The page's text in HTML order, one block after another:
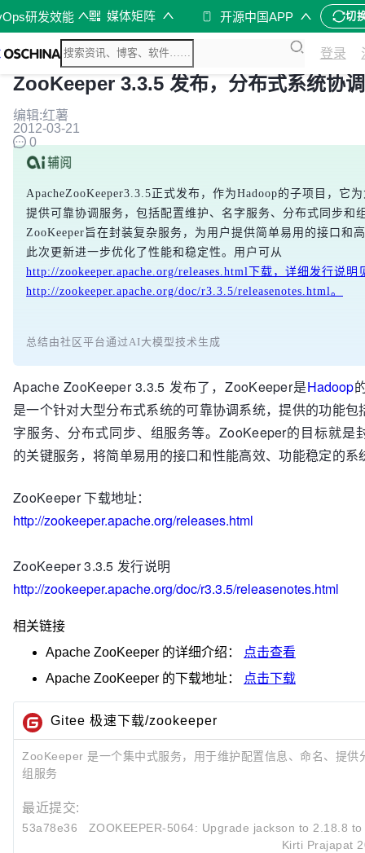
研发效能 媒体矩阵 开源中国APP 切
登录
ZooKeeper 3.3.5 发布，分布式系统协调
编辑:红薯
2012-03-21
0
ApacheZooKeeper3.3.5正式发布，作为Hadoop的子项目，它
提供可靠协调服务，包括配置维护、名字服务、分布式同步和
ZooKeeper旨在封装复杂服务，为用户提供简单易用的接口和
此次更新进一步优化了性能和稳定性。用户可从
http://zookeeper.apache.org/releases.html下载，详细发行说明
http://zookeeper.apache.org/doc/r3.3.5/releasenotes.html。
总结由社区平台通过AI大模型技术生成
Apache ZooKeeper 3.3.5 发布了，ZooKeeper是Hadoop
是一个针对大型分布式系统的可靠协调系统，提供的功能包
字服务、分布式同步、组服务等。ZooKeeper的目标就是
的关键服务，将简单易用的接口和性能高效、功能稳定的系
ZooKeeper 下载地址：
http://zookeeper.apache.org/releases.html
ZooKeeper 3.3.5 发行说明
http://zookeeper.apache.org/doc/r3.3.5/releasenotes.html
相关链接
Apache ZooKeeper 的详细介绍：
点击查看
Apache ZooKeeper 的下载地址： 点击下载
Gitee 极速下载/zookeeper
ZooKeeper 是一个集中式服务，用于维护配置信息、命名、提供
组服务
最近提交:
53a78e36
ZOOKEEPER-5064: Upgrade jackson to 2.18.8 to
Kirti Prajapat